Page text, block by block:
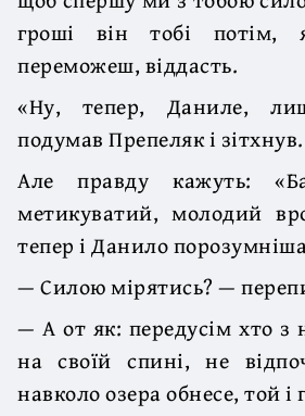
гроші він тобі
переможеш, віддасть.
«Ну, тепер, Даниле,
подумав Препеляк і зітхнув.
Але правду кажуть:
метикуватий, молодий
тепер і Данило
— Силою мірятись? —
— А от як: передусім хто з
на своїй спині, не
навколо озера обнесе, той і